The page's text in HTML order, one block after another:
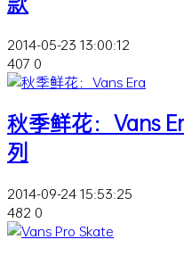
2014-05-23 13:00:12
407 0
秋季鲜花：Vans
列
2014-09-24 15:53:25
482 0